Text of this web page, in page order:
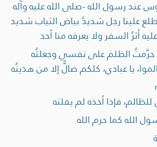
عند رسول الله -صلى الله عليه وآله
علينا رجل شديدُ بياض الثياب شديد
أثرُ السفر ولا يعرفه منا أحد
حرَّمتُ الظلمَ على نفسي وجعلتُه
يا عبادي، كلكم ضالٌّ إلا من هديتُه
فإذا أخذه لم يفلته
الله كما حرم الله